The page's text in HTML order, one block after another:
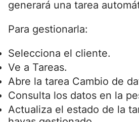
generará una tarea
Para gestionarla:
Selecciona el cliente.
Ve a Tareas.
Abre la tarea Cambio de
Consulta los datos en la
Actualiza el estado de la